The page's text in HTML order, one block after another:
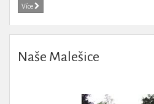
Více
Naše Malešice